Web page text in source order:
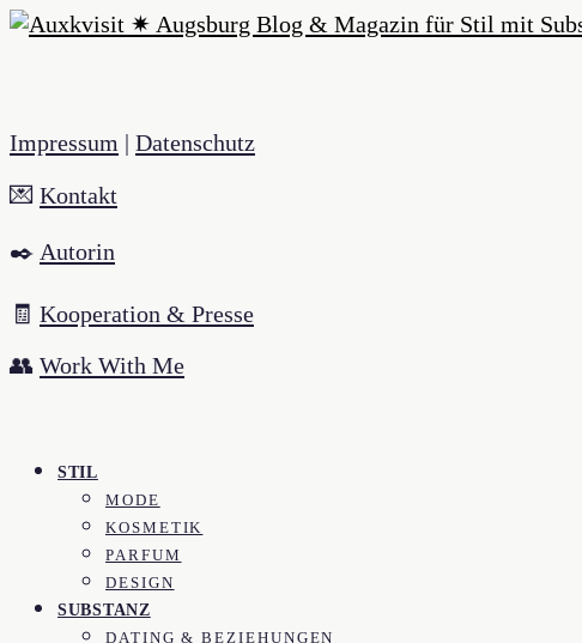
Impressum | Datenschutz
💌 Kontakt
✒️ Autorin
🧾 Kooperation & Presse
👥 Work With Me
STIL
MODE
KOSMETIK
PARFUM
DESIGN
SUBSTANZ
DATING & BEZIEHUNGEN